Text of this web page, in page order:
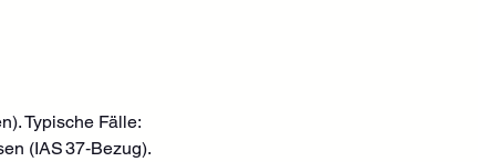
Typische Fälle:
(IAS 37‑Bezug).